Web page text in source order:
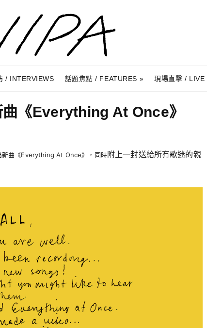
/ INTERVIEWS 話題焦點 / FEATURES 現場直擊 / LIVE
《Everything At Once》
新曲《Everything At Once》，同時附上一封送給所有歌迷的親